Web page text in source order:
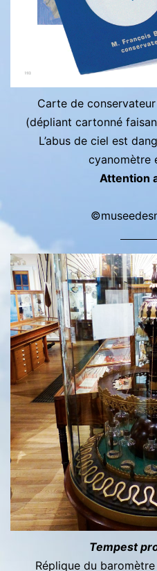
Carte de
(dépliant cartonné
L’abus de ciel est
cyanomètre
Attention
Tempest
Réplique du